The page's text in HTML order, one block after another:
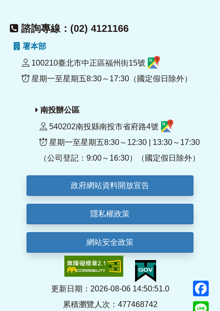
諮詢專線：(02) 4121166
署本部
100210臺北市中正區福州街15號
星期一至星期五8:30～17:30（國定假日除外）
南投辦公區
540202南投縣南投市省府路4號
星期一至星期五8:30～12:30 | 13:30～17:30
（公司登記：9:00～16:30）（國定假日除外）
政府網站資料開放宣告
隱私權政策
網站安全政策
更新日期：2026-08-06 14:50:51.0
累積瀏覽人次：477468742